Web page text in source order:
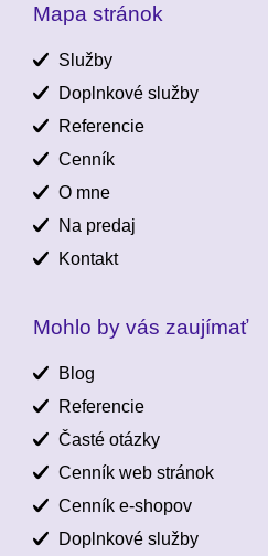
Mapa stránok
Služby
Doplnkové služby
Referencie
Cenník
O mne
Na predaj
Kontakt
Mohlo by vás zaujímať
Blog
Referencie
Časté otázky
Cenník web stránok
Cenník e-shopov
Doplnkové služby